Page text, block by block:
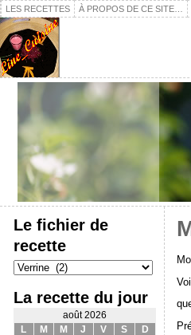
LES RECETTES À PROPOS DE CE SITE…
Le fichier de
recette
Le
fichier
recette
La recette du jour
août 2026
L
M M J V S
D